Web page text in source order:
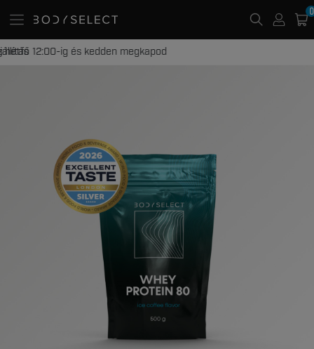
20 000 Ft -tól ingyenes kiszállítás
0